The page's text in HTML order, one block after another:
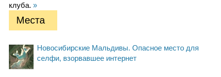
клуба. »
Места
Новосибирские Мальдивы. Опасное место для
селфи, взорвавшее интернет